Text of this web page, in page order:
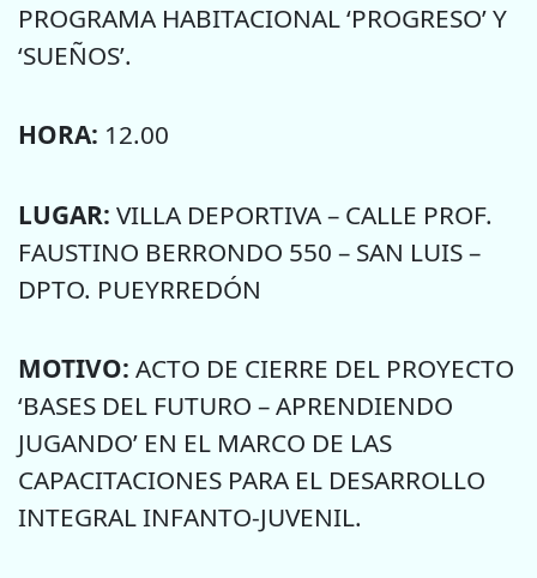
PROGRAMA HABITACIONAL ‘PROGRESO’ Y
‘SUEÑOS’.
HORA: 12.00
LUGAR: VILLA DEPORTIVA – CALLE PROF.
FAUSTINO BERRONDO 550 – SAN LUIS –
DPTO. PUEYRREDÓN
MOTIVO: ACTO DE CIERRE DEL PROYECTO
‘BASES DEL FUTURO – APRENDIENDO
JUGANDO’ EN EL MARCO DE LAS
CAPACITACIONES PARA EL DESARROLLO
INTEGRAL INFANTO-JUVENIL.